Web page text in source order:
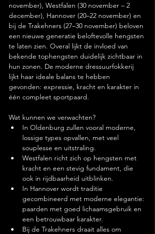
november), Westfalen (30 november – 2
december), Hannover (20–22 november) en
bij de Trakehners (27–30 november) beloven
een nieuwe generatie beloftevolle hengsten
te laten zien. Overal lijkt de invloed van
bekende tophengsten duidelijk zichtbaar in
hun zonen. De moderne dressuurfokkerij
lijkt haar ideale balans te hebben
gevonden: expressie, kracht en karakter in
één compleet sportpaard.
Wat kunnen we verwachten?
In Oldenburg zullen vooral moderne,
lossige types opvallen, met veel
souplesse en uitstraling.
Westfalen richt zich op hengsten met
kracht en een stevig fundament, die
ook in rijdbaarheid uitblinken.
In Hannover wordt traditie
gecombineerd met moderne elegantie:
paarden met goed lichaamsgebruik en
een betrouwbaar karakter.
Bij de Trakehners draait alles om